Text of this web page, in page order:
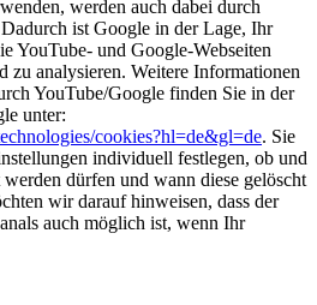
werden auch dabei durch
ist Google in der Lage, Ihr
YouTube- und Google-Webseiten
zu analysieren. Weitere Informationen
YouTube/Google finden Sie in der
unter:
cookies?hl=de&gl=de. Sie
individuell festlegen, ob und
dürfen und wann diese gelöscht
wir darauf hinweisen, dass der
auch möglich ist, wenn Ihr